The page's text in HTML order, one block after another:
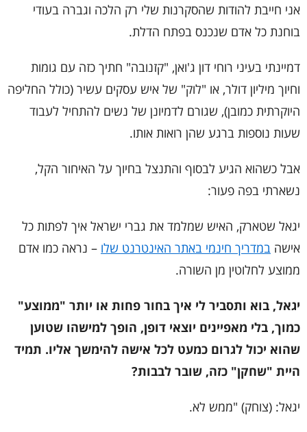
אני חייבת להודות שהסקרנות שלי רק הלכה וגברה בעודי
בוחנת כל אדם שנכנס בפתח הדלת.
דמיינתי בעיני רוחי דון ג'ואן, "קזנובה" חתיך כזה עם גומות
וחיוך מיליון דולר, או "לוק" של איש עסקים עשיר (כולל החליפה
היוקרתית כמובן), שגורם לדמיונן של נשים להתחיל לעבוד
שעות נוספות ברגע שהן רואות אותו.
אבל כשהוא הגיע לבסוף והתנצל בחיוך על האיחור הקל,
נשארתי בפה פעור:
יגאל שטארק, האיש שמלמד את גברי ישראל איך לפתות כל
אישה במדריך חינמי באתר האינטרנט שלו – נראה כמו אדם
ממוצע לחלוטין מן השורה.
יגאל, בוא ותסביר לי איך בחור פחות או יותר "ממוצע"
כמוך, בלי מאפיינים יוצאי דופן, הופך למישהו שטוען
שהוא יכול לגרום כמעט לכל אישה להימשך אליו. תמיד
היית "שחקן" כזה, שובר לבבות?
יגאל: (צוחק) "ממש לא.